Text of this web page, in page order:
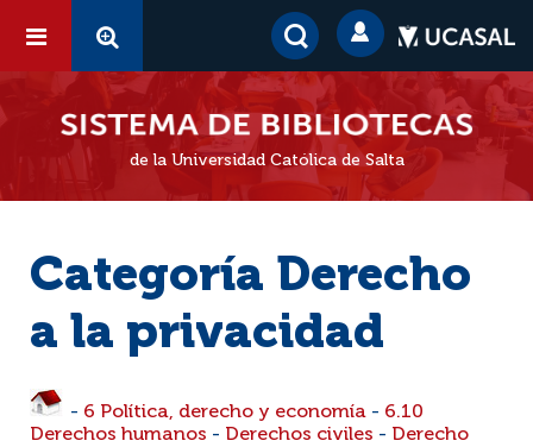
de la Universidad Católica de Salta
Categoría Derecho
a la privacidad
- 6 Política, derecho y economía - 6.10
Derechos humanos - Derechos civiles - Derecho